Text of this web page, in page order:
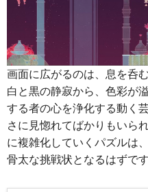
画面に広がるのは、息を呑
白と黒の静寂から、色彩が
する者の心を浄化する動く
さに見惚れてばかりもいら
に複雑化していくパズルは
骨太な挑戦状となるはずです